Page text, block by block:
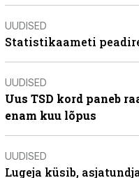
UUDISED
Statistikaameti
UUDISED
Uus TSD kord paneb
enam kuu lõpus
UUDISED
Lugeja küsib,